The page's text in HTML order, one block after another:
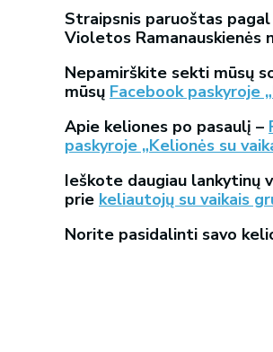
Straipsnis paruoštas pagal
Violetos Ramanauskienės
Nepamirškite sekti mūsų
mūsų Facebook paskyroje
Apie keliones po pasaulį –
paskyroje „Kelionės su
Ieškote daugiau lankytinų
prie keliautojų su vaikais
Norite pasidalinti savo